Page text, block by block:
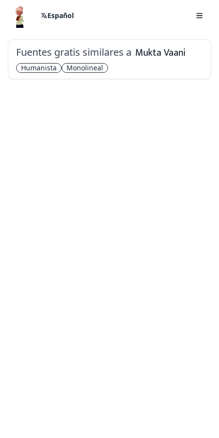
Español
Fuentes gratis similares a Mukta Vaani
Humanista Monolineal